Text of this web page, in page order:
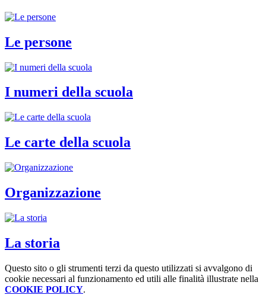
Le persone
I numeri della scuola
Le carte della scuola
Organizzazione
La storia
Questo sito o gli strumenti terzi da questo utilizzati si avvalgono di
cookie necessari al funzionamento ed utili alle finalità illustrate nella
COOKIE POLICY.